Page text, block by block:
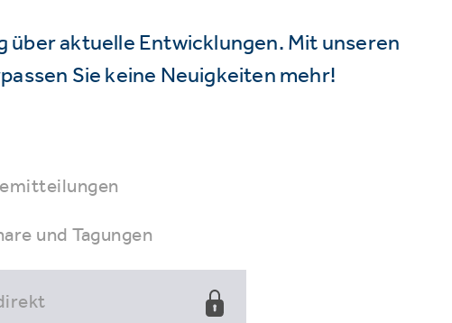
über aktuelle Entwicklungen. Mit unseren
Sie keine Neuigkeiten mehr!
und Tagungen